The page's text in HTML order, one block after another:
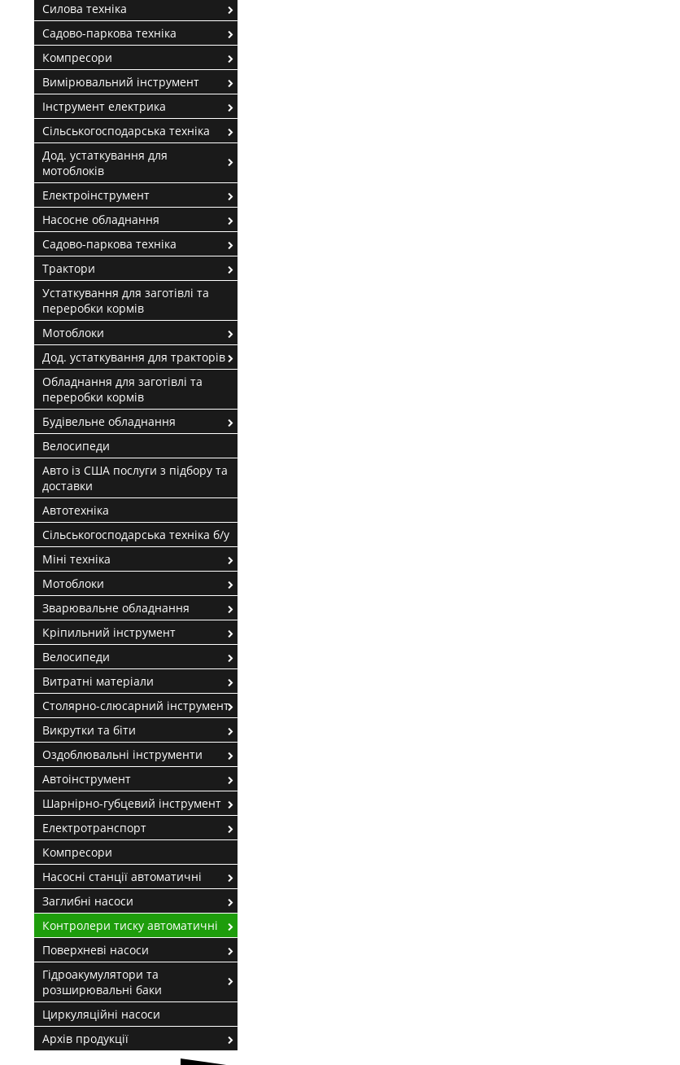
Силова техніка
Садово-паркова техніка
Компресори
Вимірювальний інструмент
Інструмент електрика
Сільськогосподарська техніка
Дод. устаткування для
мотоблоків
Електроінструмент
Насосне обладнання
Садово-паркова техніка
Трактори
Устаткування для заготівлі та
переробки кормів
Мотоблоки
Дод. устаткування для тракторів
Обладнання для заготівлі та
переробки кормів
Будівельне обладнання
Велосипеди
Авто із США послуги з підбору та
доставки
Автотехніка
Сільськогосподарська техніка б/у
Міні техніка
Мотоблоки
Зварювальне обладнання
Кріпильний інструмент
Велосипеди
Витратні матеріали
Столярно-слюсарний інструмент
Викрутки та біти
Оздоблювальні інструменти
Автоінструмент
Шарнірно-губцевий інструмент
Електротранспорт
Компресори
Насосні станції автоматичні
Заглибні насоси
Контролери тиску автоматичні
Поверхневі насоси
Гідроакумулятори та
розширювальні баки
Циркуляційні насоси
Архів продукції